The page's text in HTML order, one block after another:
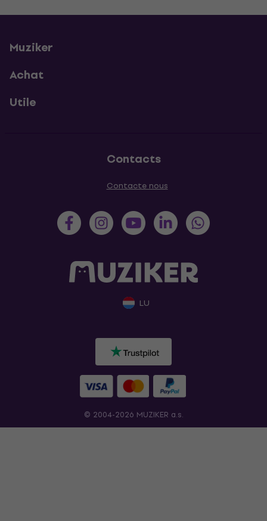
Muziker
Achat
Utile
Contacts
Contacte nous
LU
© 2004-2026 MUZIKER a.s.